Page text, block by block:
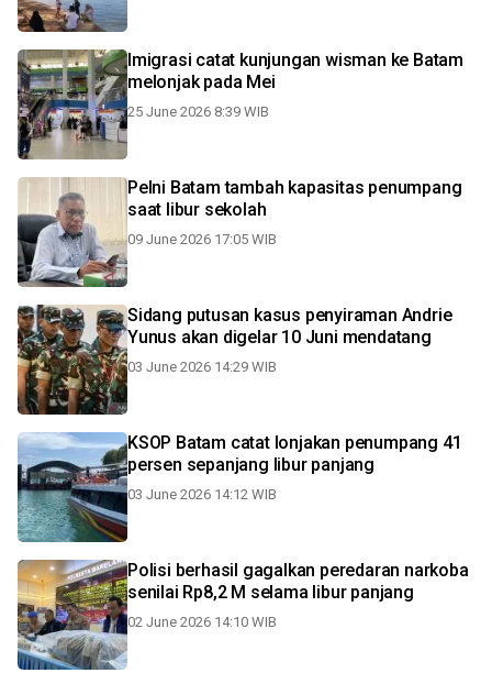
Imigrasi catat kunjungan wisman ke Batam
melonjak pada Mei
25 June 2026 8:39 WIB
Pelni Batam tambah kapasitas penumpang
saat libur sekolah
09 June 2026 17:05 WIB
Sidang putusan kasus penyiraman Andrie
Yunus akan digelar 10 Juni mendatang
03 June 2026 14:29 WIB
KSOP Batam catat lonjakan penumpang 41
persen sepanjang libur panjang
03 June 2026 14:12 WIB
Polisi berhasil gagalkan peredaran narkoba
senilai Rp8,2 M selama libur panjang
02 June 2026 14:10 WIB